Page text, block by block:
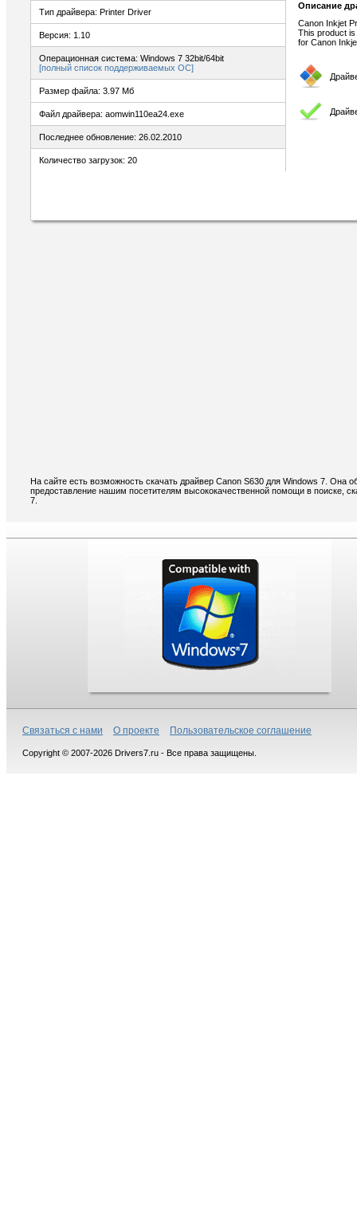
Тип драйвера: Printer Driver
Версия: 1.10
Операционная система: Windows 7 32bit/64bit
[полный список поддерживаемых ОС]
Размер файла: 3.97 Мб
Файл драйвера: aomwin110ea24.exe
Последнее обновление: 26.02.2010
Количество загрузок: 20
Описание
Canon Inkjet
This product
for Canon
На сайте есть возможность скачать драйвер Canon S630 для Windows 7. Она
предоставление нашим посетителям высококачественной помощи в поиске,
7.
Связаться с нами О проекте Пользовательское соглашение
Copyright © 2007-2026 Drivers7.ru - Все права защищены.